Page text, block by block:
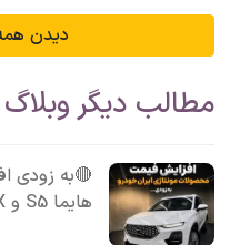
دیدن
مطالب دیگر وبلاگ
🔴به زودی
هایما S5 و 7X